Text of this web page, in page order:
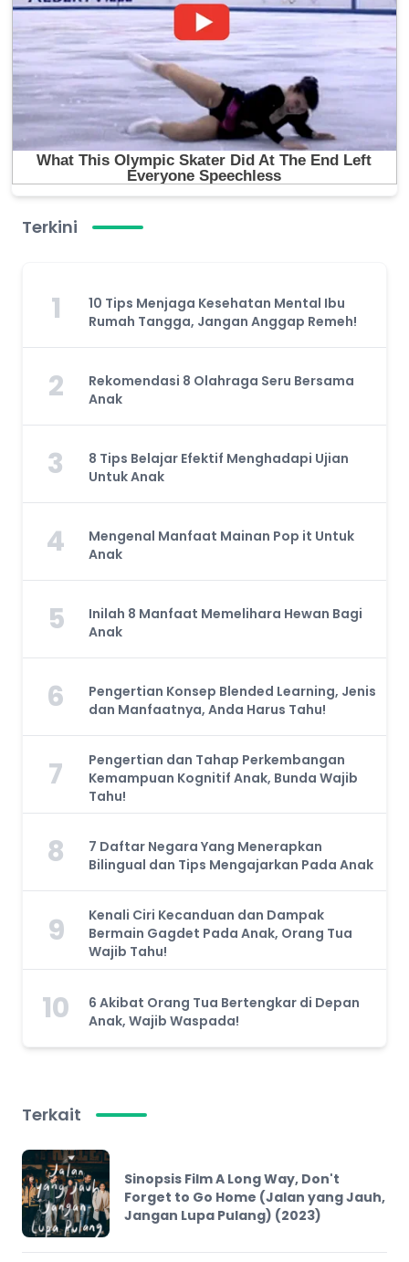
Terkini
1
10 Tips Menjaga Kesehatan Mental Ibu
Rumah Tangga, Jangan Anggap Remeh!
2
Rekomendasi 8 Olahraga Seru Bersama
Anak
3
8 Tips Belajar Efektif Menghadapi Ujian
Untuk Anak
4
Mengenal Manfaat Mainan Pop it Untuk
Anak
5
Inilah 8 Manfaat Memelihara Hewan Bagi
Anak
6
Pengertian Konsep Blended Learning, Jenis
dan Manfaatnya, Anda Harus Tahu!
7
Pengertian dan Tahap Perkembangan
Kemampuan Kognitif Anak, Bunda Wajib
Tahu!
8
7 Daftar Negara Yang Menerapkan
Bilingual dan Tips Mengajarkan Pada Anak
9
Kenali Ciri Kecanduan dan Dampak
Bermain Gagdet Pada Anak, Orang Tua
Wajib Tahu!
10
6 Akibat Orang Tua Bertengkar di Depan
Anak, Wajib Waspada!
Terkait
Sinopsis Film A Long Way, Don't
Forget to Go Home (Jalan yang Jauh,
Jangan Lupa Pulang) (2023)